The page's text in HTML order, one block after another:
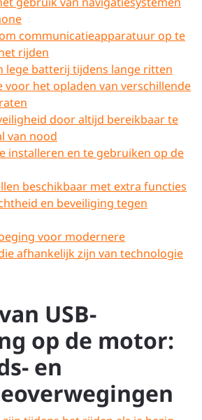
communicatieapparatuur op te
rijden
lege batterij tijdens lange ritten
voor het opladen van verschillende
door altijd bereikbaar te
van nood
installeren en te gebruiken op de
beschikbaar met extra functies
en beveiliging tegen
voor modernere
afhankelijk zijn van technologie
USB-
op de motor:
en